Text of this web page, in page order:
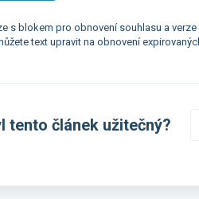
s blokem pro obnovení souhlasu a
text upravit na obnovení
tento článek užitečný?